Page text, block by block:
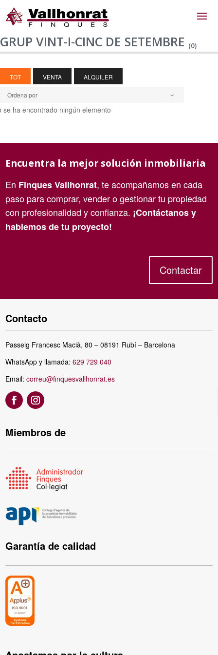
GRUP VINT-I-CINC DE SETEMBRE (0)
TOT VENTA ALQUILER
Ordena por
se ha encontrado ningún elemento
Encuentra la mejor solución inmobiliaria
En Finques Vallhonrat, te acompañamos en cada
paso para comprar, vender o gestionar tu propiedad
con profesionalidad y confianza. ¡Contáctanos y
hablemos de tu proyecto!
Contactar
Contacto
Passeig Francesc Macià, 80 – 08191 Rubí – Barcelona
WhatsApp y llamada:629 729 040
Email:correu@finquesvallhonrat.es
Miembros de
Garantía de calidad